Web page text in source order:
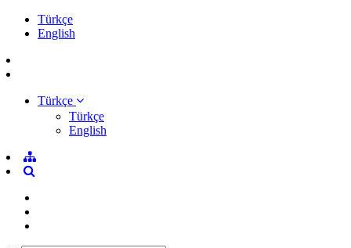
Türkçe
English
Türkçe
Türkçe
English